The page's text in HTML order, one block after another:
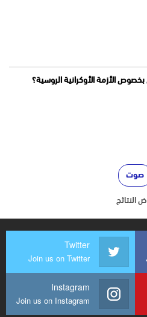
الأزمة الأوكرانية الروسية؟
النتائج
Twitter
Join us on Twitter
Instagram
Join us on Instagram